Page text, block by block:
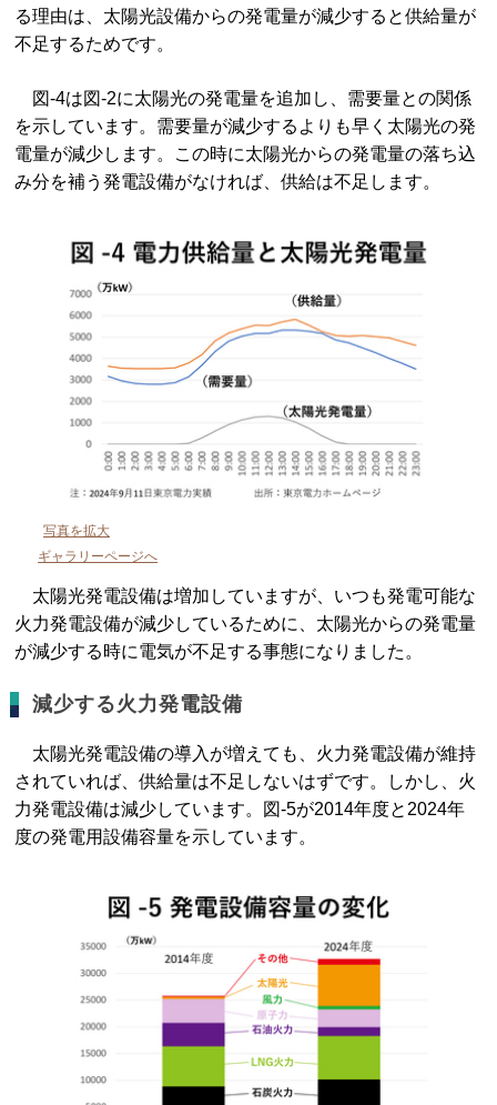
る理由は、太陽光設備からの発電量が減少すると供給量が
不足するためです。
図-4は図-2に太陽光の発電量を追加し、需要量との関係
を示しています。需要量が減少するよりも早く太陽光の発
電量が減少します。この時に太陽光からの発電量の落ち込
み分を補う発電設備がなければ、供給は不足します。
写真を拡大
ギャラリーページへ
太陽光発電設備は増加していますが、いつも発電可能な
火力発電設備が減少しているために、太陽光からの発電量
が減少する時に電気が不足する事態になりました。
減少する火力発電設備
太陽光発電設備の導入が増えても、火力発電設備が維持
されていれば、供給量は不足しないはずです。しかし、火
力発電設備は減少しています。図-5が2014年度と2024年
度の発電用設備容量を示しています。